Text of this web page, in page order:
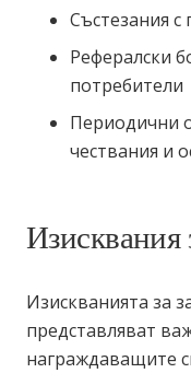
Състезания
Рефералски
потребители
Периодични
чествания и
Изисквания
Изискванията за
представляват
награждаващите